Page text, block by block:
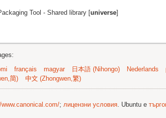
Tool - Shared library [universe]
français magyar 日本語 (Nihongo) Nederlands
简) 中文 (Zhongwen,繁)
; лицензни условия . Ubuntu е